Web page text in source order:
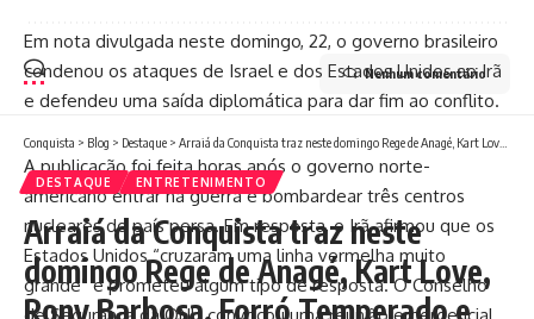
Em nota divulgada neste domingo, 22, o governo brasileiro
condenou os ataques de Israel e dos Estados Unidos ao Irã
e defendeu uma saída diplomática para dar fim ao conflito.
A publicação foi feita horas após o governo norte-
americano entrar na guerra e bombardear três centros
nucleares do país persa. Em resposta, o Irã afirmou que os
Estados Unidos “cruzaram uma linha vermelha muito
grande” e prometeu algum tipo de resposta. O Conselho
de Segurança da ONU convocou uma reunião emergencial
Nenhum comentário
Conquista > Blog > Destaque > Arraiá da Conquista traz neste domingo Rege de Anagé, Kart Love, Rony Barbosa, Forró Temperado e Thiago Aquino
DESTAQUE ENTRETENIMENTO
Arraiá da Conquista traz neste
domingo Rege de Anagé, Kart Love,
Rony Barbosa, Forró Temperado e